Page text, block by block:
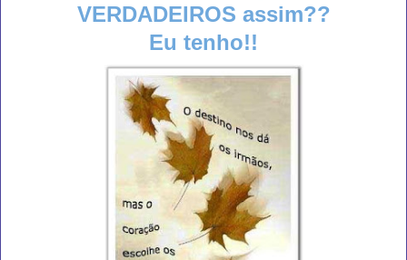
VERDADEIROS assim??
Eu tenho!!